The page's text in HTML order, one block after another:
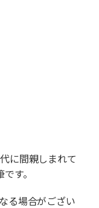
に間親しまれて
す。
る場合がござい